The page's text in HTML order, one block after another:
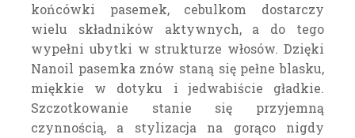
końcówki pasemek, cebulkom dostarczy
wielu składników aktywnych, a do tego
wypełni ubytki w strukturze włosów. Dzięki
Nanoil pasemka znów staną się pełne blasku,
miękkie w dotyku i jedwabiście gładkie.
Szczotkowanie stanie się przyjemną
czynnością, a stylizacja na gorąco nigdy